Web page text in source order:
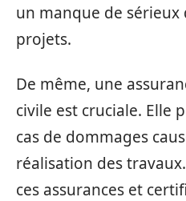
un manque de sérieux
projets.
De même, une
civile est cruciale. Elle
cas de dommages
réalisation des
ces assurances et